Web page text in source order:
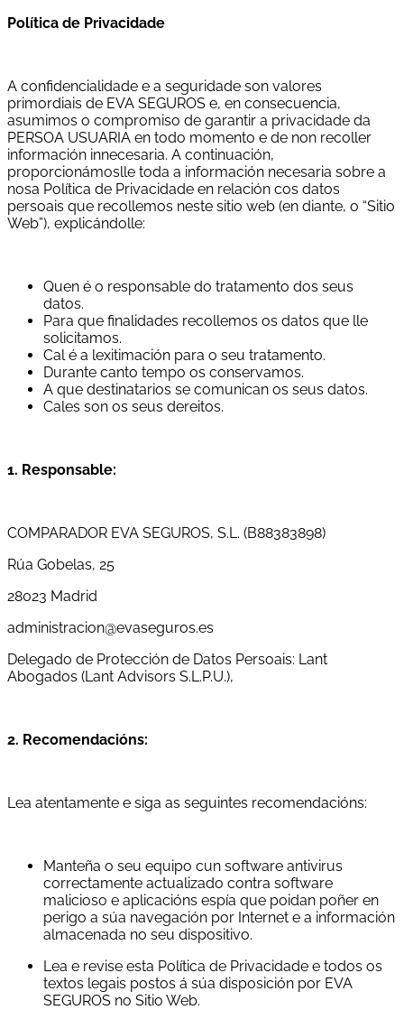
Política de Privacidade
A confidencialidade e a seguridade son valores
primordiais de EVA SEGUROS e, en consecuencia,
asumimos o compromiso de garantir a privacidade da
PERSOA USUARIA en todo momento e de non recoller
información innecesaria. A continuación,
proporcionámoslle toda a información necesaria sobre a
nosa Política de Privacidade en relación cos datos
persoais que recollemos neste sitio web (en diante, o “Sitio
Web”), explicándolle:
Quen é o responsable do tratamento dos seus
datos.
Para que finalidades recollemos os datos que lle
solicitamos.
Cal é a lexitimación para o seu tratamento.
Durante canto tempo os conservamos.
A que destinatarios se comunican os seus datos.
Cales son os seus dereitos.
1. Responsable:
COMPARADOR EVA SEGUROS, S.L. (B88383898)
Rúa Gobelas, 25
28023 Madrid
administracion@evaseguros.es
Delegado de Protección de Datos Persoais: Lant
Abogados (Lant Advisors S.L.P.U.),
2. Recomendacións:
Lea atentamente e siga as seguintes recomendacións:
Manteña o seu equipo cun software antivirus
correctamente actualizado contra software
malicioso e aplicacións espía que poidan poñer en
perigo a súa navegación por Internet e a información
almacenada no seu dispositivo.
Lea e revise esta Política de Privacidade e todos os
textos legais postos á súa disposición por EVA
SEGUROS no Sitio Web.